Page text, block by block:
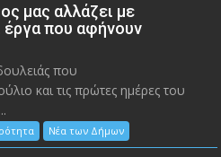
μας αλλάζει με
έργα που αφήνουν
που
και τις πρώτες ημέρες του
Νέα των Δήμων